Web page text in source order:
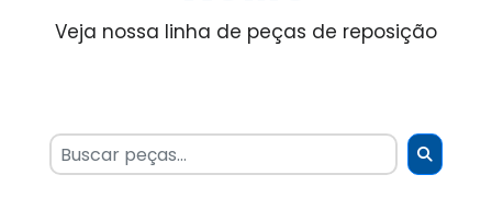
Veja nossa linha de peças de reposição